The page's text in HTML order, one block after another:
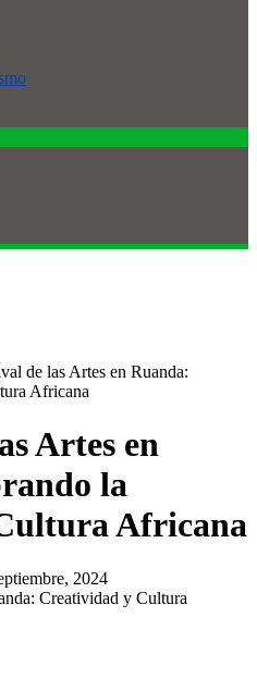
de las Artes en Ruanda:
Africana
Artes en
la
Africana
2024